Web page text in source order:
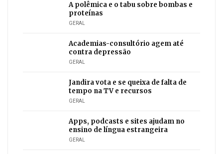
A polêmica e o tabu sobre bombas e
proteínas
GERAL
Academias-consultório agem até
contra depressão
GERAL
Jandira vota e se queixa de falta de
tempo na TV e recursos
GERAL
Apps, podcasts e sites ajudam no
ensino de língua estrangeira
GERAL